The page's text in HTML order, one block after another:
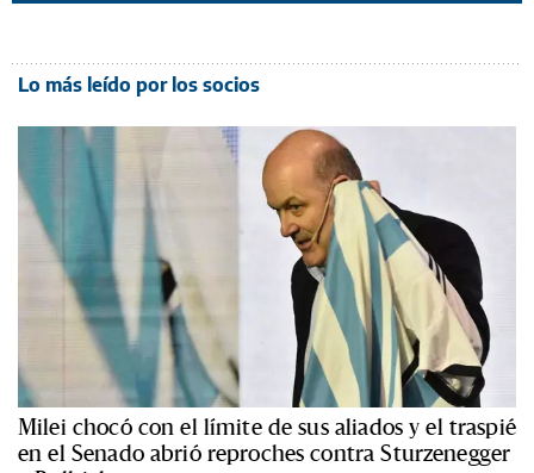
Lo más leído por los socios
Milei chocó con el límite de sus aliados y el traspié
en el Senado abrió reproches contra Sturzenegger